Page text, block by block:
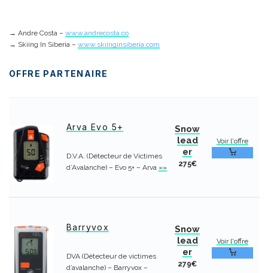
→ Andre Costa – www.andrecosta.co
→ Skiing In Siberia – www.skiinginsiberia.com
OFFRE PARTENAIRE
Arva Evo 5+
D.V.A. (Détecteur de Victimes
d’Avalanche) – Evo 5+ – Arva »»
Snow
lead
er
275€
Voir l'offre
Barryvox
DVA (Détecteur de victimes
d’avalanche) – Barryvox –
Snow
lead
er
279€
Voir l'offre